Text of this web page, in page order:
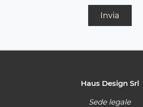
Invia
Haus Design Srl
Sede legale